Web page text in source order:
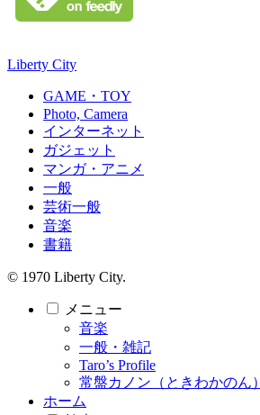
Liberty City
GAME・TOY
Photo, Camera
インターネット
ガジェット
マンガ・アニメ
一般
芸術一般
音楽
書籍
© 1970 Liberty City.
メニュー
音楽
一般・雑記
Taro’s Profile
常盤カノン（ときわかのん）
ホーム